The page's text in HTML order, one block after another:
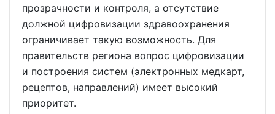
прозрачности и контроля, а отсутствие
должной цифровизации здравоохранения
ограничивает такую возможность. Для
правительств региона вопрос цифровизации
и построения систем (электронных медкарт,
рецептов, направлений) имеет высокий
приоритет.